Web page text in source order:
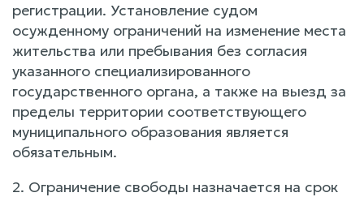
регистрации. Установление судом
осужденному ограничений на изменение места
жительства или пребывания без согласия
указанного специализированного
государственного органа, а также на выезд за
пределы территории соответствующего
муниципального образования является
обязательным.
2. Ограничение свободы назначается на срок